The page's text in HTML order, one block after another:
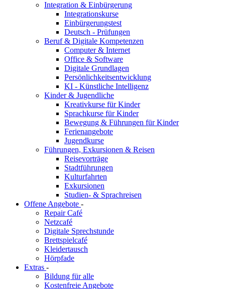
Integration & Einbürgerung
Integrationskurse
Einbürgerungstest
Deutsch - Prüfungen
Beruf & Digitale Kompetenzen
Computer & Internet
Office & Software
Digitale Grundlagen
Persönlichkeitsentwicklung
KI - Künstliche Intelligenz
Kinder & Jugendliche
Kreativkurse für Kinder
Sprachkurse für Kinder
Bewegung & Führungen für Kinder
Ferienangebote
Jugendkurse
Führungen, Exkursionen & Reisen
Reisevorträge
Stadtführungen
Kulturfahrten
Exkursionen
Studien- & Sprachreisen
Offene Angebote -
Repair Café
Netzcafé
Digitale Sprechstunde
Brettspielcafé
Kleidertausch
Hörpfade
Extras -
Bildung für alle
Kostenfreie Angebote